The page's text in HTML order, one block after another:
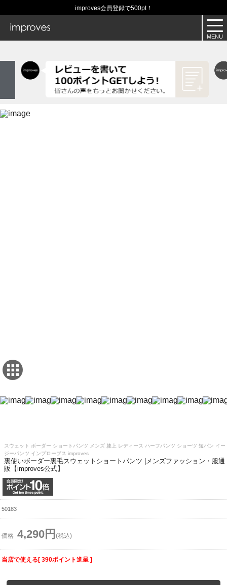
improves会員登録で500pt！
スウェット ボーダー ショートパンツ メンズ 膝上 レディース ハーフパンツ ショーツ 短パン イー
ジーパンツ インプローブス improves
裏使いボーダー裏毛スウェットショートパンツ |メンズファッション・服通
販【improves公式】
50183
価格 4,290円 (税込)
当店で使える[ 390ポイント進呈 ]